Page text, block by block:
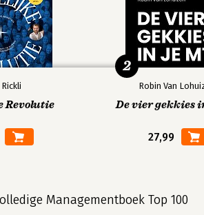
Revolutie
Robin Van
De vier gekkies
27,99
2
Managementboek Top 100